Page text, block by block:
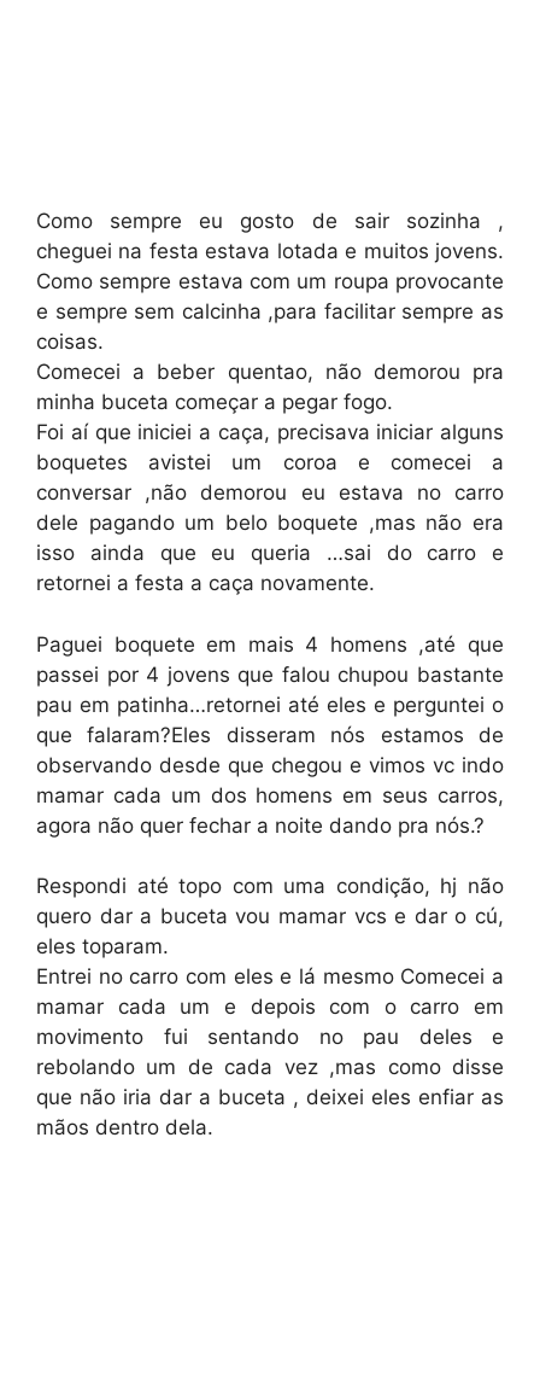
Como sempre eu gosto de sair sozinha ,
cheguei na festa estava lotada e muitos jovens.
Como sempre estava com um roupa provocante
e sempre sem calcinha ,para facilitar sempre as
coisas.
Comecei a beber quentao, não demorou pra
minha buceta começar a pegar fogo.
Foi aí que iniciei a caça, precisava iniciar alguns
boquetes avistei um coroa e comecei a
conversar ,não demorou eu estava no carro
dele pagando um belo boquete ,mas não era
isso ainda que eu queria …sai do carro e
retornei a festa a caça novamente.
Paguei boquete em mais 4 homens ,até que
passei por 4 jovens que falou chupou bastante
pau em patinha…retornei até eles e perguntei o
que falaram?Eles disseram nós estamos de
observando desde que chegou e vimos vc indo
mamar cada um dos homens em seus carros,
agora não quer fechar a noite dando pra nós.?
Respondi até topo com uma condição, hj não
quero dar a buceta vou mamar vcs e dar o cú,
eles toparam.
Entrei no carro com eles e lá mesmo Comecei a
mamar cada um e depois com o carro em
movimento fui sentando no pau deles e
rebolando um de cada vez ,mas como disse
que não iria dar a buceta , deixei eles enfiar as
mãos dentro dela.